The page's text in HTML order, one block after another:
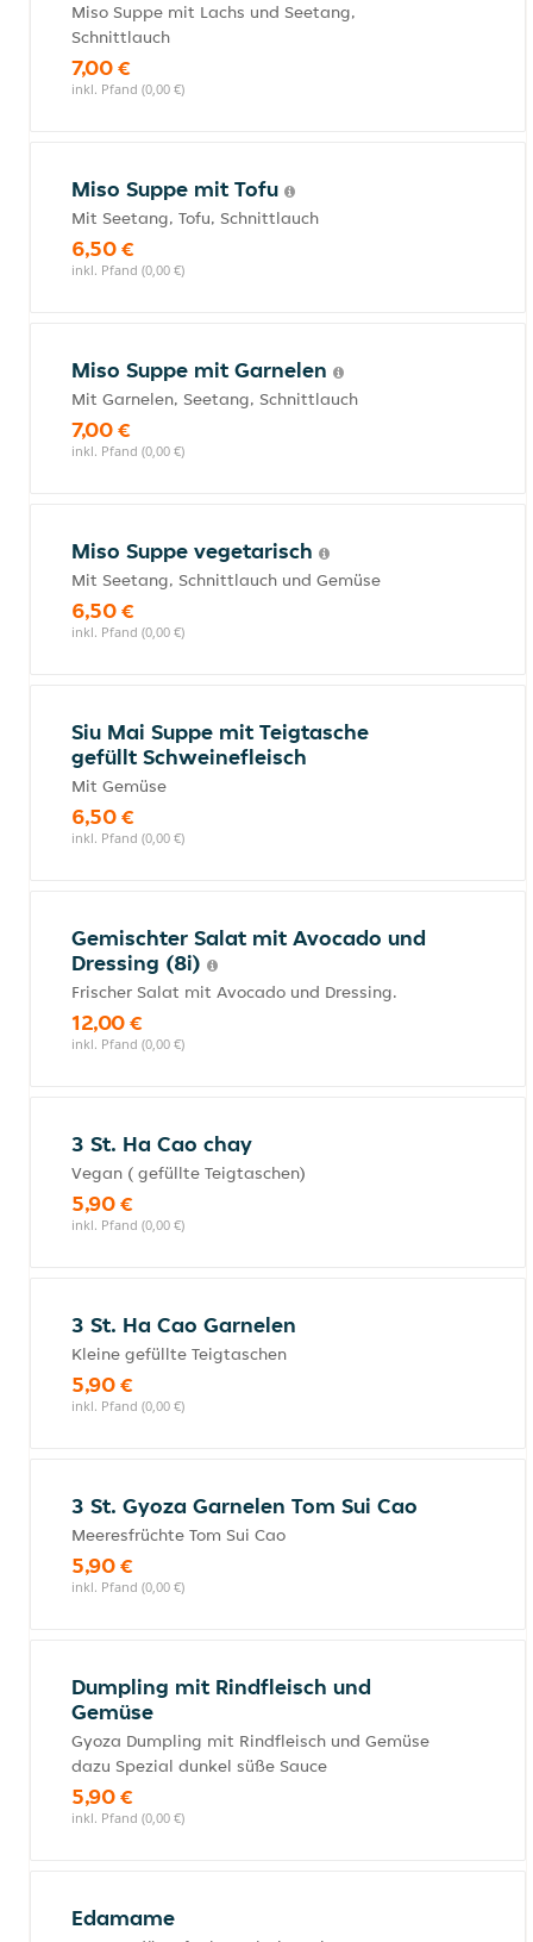
Miso Suppe mit Lachs und Seetang,
Schnittlauch
7,00 €
inkl. Pfand (0,00 €)
Miso Suppe mit Tofu
Mit Seetang, Tofu, Schnittlauch
6,50 €
inkl. Pfand (0,00 €)
Miso Suppe mit Garnelen
Mit Garnelen, Seetang, Schnittlauch
7,00 €
inkl. Pfand (0,00 €)
Miso Suppe vegetarisch
Mit Seetang, Schnittlauch und Gemüse
6,50 €
inkl. Pfand (0,00 €)
Siu Mai Suppe mit Teigtasche
gefüllt Schweinefleisch
Mit Gemüse
6,50 €
inkl. Pfand (0,00 €)
Gemischter Salat mit Avocado und
Dressing (8i)
Frischer Salat mit Avocado und Dressing.
12,00 €
inkl. Pfand (0,00 €)
3 St. Ha Cao chay
Vegan ( gefüllte Teigtaschen)
5,90 €
inkl. Pfand (0,00 €)
3 St. Ha Cao Garnelen
Kleine gefüllte Teigtaschen
5,90 €
inkl. Pfand (0,00 €)
3 St. Gyoza Garnelen Tom Sui Cao
Meeresfrüchte Tom Sui Cao
5,90 €
inkl. Pfand (0,00 €)
Dumpling mit Rindfleisch und
Gemüse
Gyoza Dumpling mit Rindfleisch und Gemüse
dazu Spezial dunkel süße Sauce
5,90 €
inkl. Pfand (0,00 €)
Edamame